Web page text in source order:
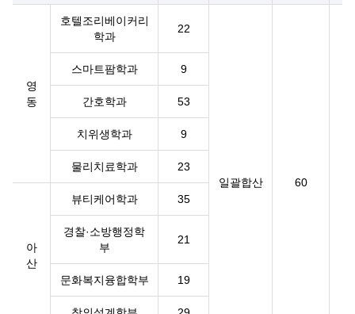
영
동
호텔조리베이커리
학과
22
일괄합산 60
스마트팜학과 9
간호학과 53
치위생학과 9
물리치료학과 23
아
산
뷰티케어학과 35
경찰·소방행정학
부
21
문화복지융합학부 19